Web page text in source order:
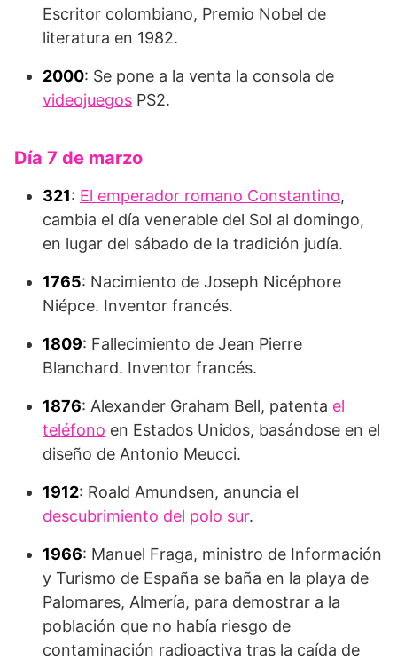
Escritor colombiano, Premio Nobel de
literatura en 1982.
2000: Se pone a la venta la consola de
videojuegos PS2.
Día 7 de marzo
321: El emperador romano Constantino,
cambia el día venerable del Sol al domingo,
en lugar del sábado de la tradición judía.
1765: Nacimiento de Joseph Nicéphore
Niépce. Inventor francés.
1809: Fallecimiento de Jean Pierre
Blanchard. Inventor francés.
1876: Alexander Graham Bell, patenta el
teléfono en Estados Unidos, basándose en el
diseño de Antonio Meucci.
1912: Roald Amundsen, anuncia el
descubrimiento del polo sur.
1966: Manuel Fraga, ministro de Información
y Turismo de España se baña en la playa de
Palomares, Almería, para demostrar a la
población que no había riesgo de
contaminación radioactiva tras la caída de